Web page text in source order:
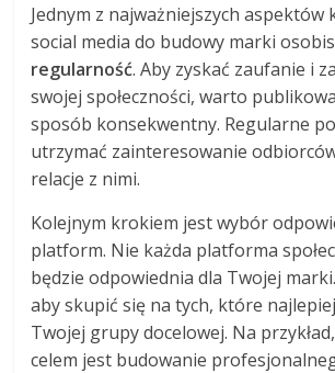
Jednym z najważniejszych aspektów
social media do budowy marki
regularność. Aby zyskać zaufanie i
swojej społeczności, warto
sposób konsekwentny. Regularne
utrzymać zainteresowanie
relacje z nimi.
Kolejnym krokiem jest wybór
platform. Nie każda platforma
będzie odpowiednia dla Twojej
aby skupić się na tych, które
Twojej grupy docelowej. Na
celem jest budowanie